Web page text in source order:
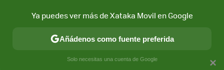
CONECTIVIDAD MÓVIL Y SOCIEDAD APLICACIONES
×
Ya puedes ver más de Xataka Movil en Google
Añádenos como fuente preferida
Solo necesitas una cuenta de Google